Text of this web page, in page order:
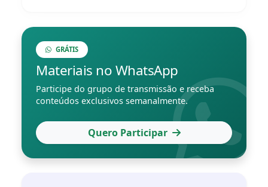
GRÁTIS
Materiais no WhatsApp
Participe do grupo de transmissão e receba
conteúdos exclusivos semanalmente.
Quero Participar